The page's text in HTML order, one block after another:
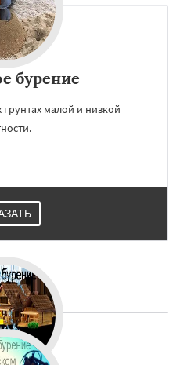
бурение
малой и низкой